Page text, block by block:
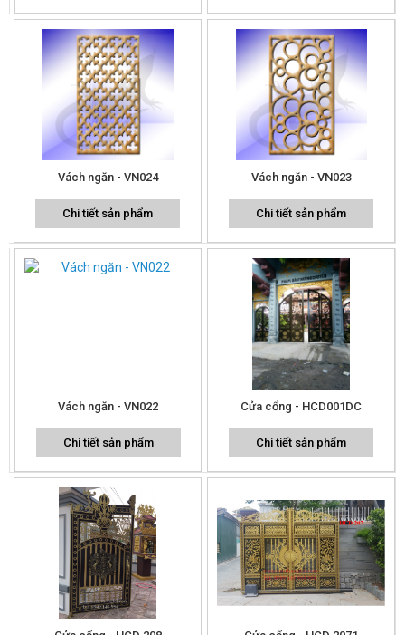
Vách ngăn - VN024
Chi tiết sản phẩm
Vách ngăn - VN023
Chi tiết sản phẩm
Vách ngăn - VN022
Chi tiết sản phẩm
Cửa cổng - HCD001DC
Chi tiết sản phẩm